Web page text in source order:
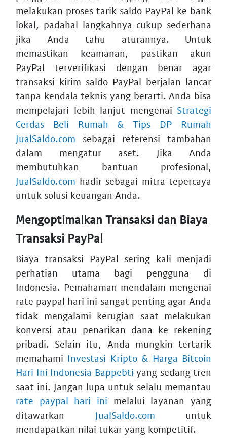
melakukan proses tarik saldo PayPal ke bank
lokal, padahal langkahnya cukup sederhana
jika Anda tahu aturannya. Untuk
memastikan keamanan, pastikan akun
PayPal terverifikasi dengan benar agar
transaksi kirim saldo PayPal berjalan lancar
tanpa kendala teknis yang berarti. Anda bisa
mempelajari lebih lanjut mengenai Strategi
Cerdas Beli Rumah & Tips DP Rumah
JualSaldo.com sebagai referensi tambahan
dalam mengatur aset. Jika Anda
membutuhkan bantuan profesional,
JualSaldo.com hadir sebagai mitra tepercaya
untuk solusi keuangan Anda.
Mengoptimalkan Transaksi dan Biaya
Transaksi PayPal
Biaya transaksi PayPal sering kali menjadi
perhatian utama bagi pengguna di
Indonesia. Pemahaman mendalam mengenai
rate paypal hari ini sangat penting agar Anda
tidak mengalami kerugian saat melakukan
konversi atau penarikan dana ke rekening
pribadi. Selain itu, Anda mungkin tertarik
memahami Investasi Kripto & Harga Bitcoin
Hari Ini Indonesia Bappebti yang sedang tren
saat ini. Jangan lupa untuk selalu memantau
rate paypal hari ini melalui layanan yang
ditawarkan JualSaldo.com untuk
mendapatkan nilai tukar yang kompetitif.